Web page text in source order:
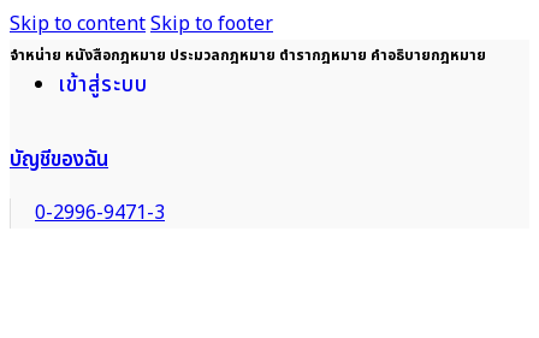
Skip to contentSkip to footer
จำหน่าย หนังสือกฎหมาย ประมวลกฎหมาย ตำรากฎหมาย คำอธิบายกฎหมาย
เข้าสู่ระบบ
บัญชีของฉัน
0-2996-9471-3